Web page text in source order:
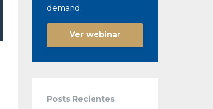
demand.
Ver webinar
Posts Recientes